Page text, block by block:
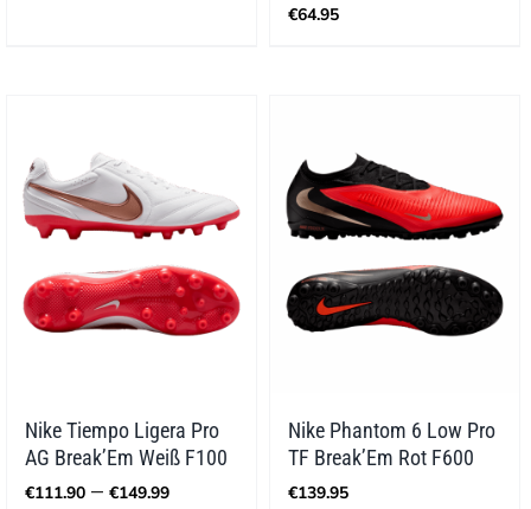
€64.95
Nike Tiempo Ligera Pro
AG Break’Em Weiß F100
€111.90 – €149.99Preisspanne:
Nike Phantom 6 Low Pro
TF Break’Em Rot F600
€139.95